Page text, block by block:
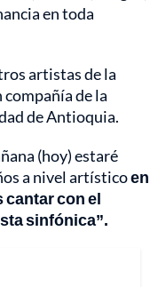
en toda
artistas de la
de la
de Antioquia.
(hoy) estaré
a nivel artísticoen
cantar con el
sinfónica”.